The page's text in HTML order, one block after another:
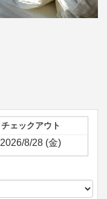
チェックアウト